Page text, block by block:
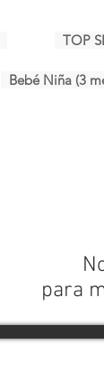
TOP
Bebé Niña (3
para